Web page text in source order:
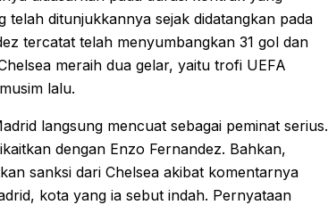
ditunjukkannya sejak didatangkan pada
tercatat telah menyumbangkan 31 gol dan
meraih dua gelar, yaitu trofi UEFA
lalu.
langsung mencuat sebagai peminat serius.
dengan Enzo Fernandez. Bahkan,
sanksi dari Chelsea akibat komentarnya
kota yang ia sebut indah. Pernyataan